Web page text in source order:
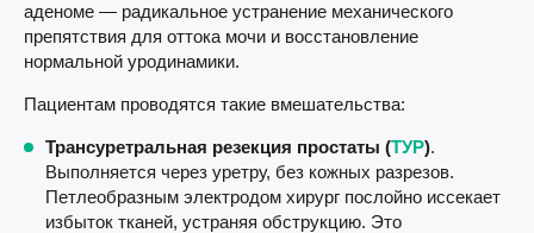
аденоме — радикальное устранение механического
препятствия для оттока мочи и восстановление
нормальной уродинамики.
Пациентам проводятся такие вмешательства:
Трансуретральная резекция простаты (ТУР).
Выполняется через уретру, без кожных разрезов.
Петлеобразным электродом хирург послойно иссекает
избыток тканей, устраняя обструкцию. Это